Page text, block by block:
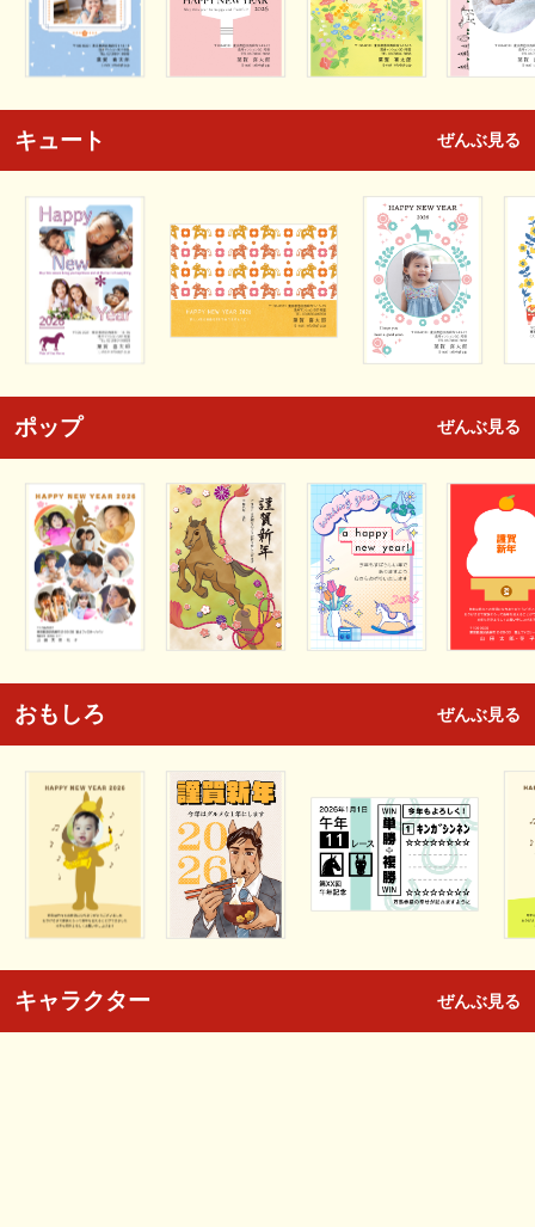
キュート ぜんぶ見る
ポップ ぜんぶ見る
おもしろ ぜんぶ見る
キャラクター ぜんぶ見る